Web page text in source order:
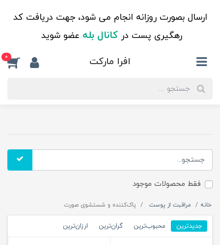
ارسال بصورت روزانه انجام می شود، جهت دریافت کد
رهگیری پست درکانال بله عضو شوید
افرا مارکت 0
فقط محصولات موجود
خانه مراقبت از پوست پاک‌کننده و شستشوی صورت
جدیدترین محبوب‌ترین گران‌ترین ارزان‌ترین